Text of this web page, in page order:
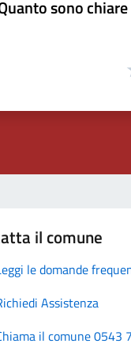
sono
il comune
le domande
Assistenza
il comune 0543